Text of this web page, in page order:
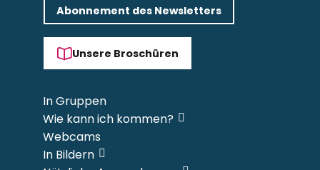
Abonnement des Newsletters
Unsere Broschüren
In Gruppen
Wie kann ich kommen?
Webcams
In Bildern